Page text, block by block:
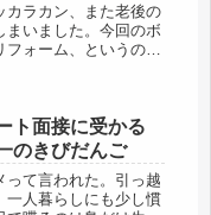
カラカン、また老後の
まいました。今回のボ
フォーム、というのか
し、「うちはうち...
ト面接に受かる
のきびだんご
って言われた。引っ越
一人暮らしにも少し慣